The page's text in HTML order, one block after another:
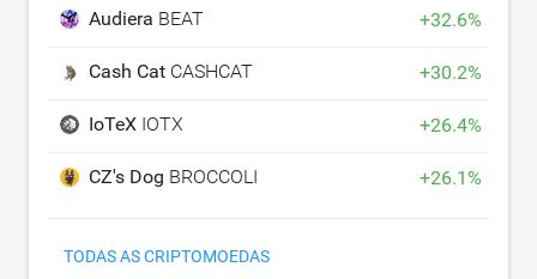
Audiera BEAT +32.6%
Cash Cat CASHCAT +30.2%
IoTeX IOTX +26.4%
CZ's Dog BROCCOLI +26.1%
TODAS AS CRIPTOMOEDAS